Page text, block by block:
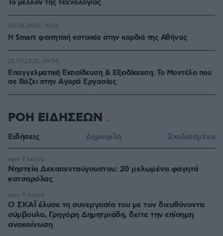
Το μέλλον της τεχνολογίας
Η Smart φοιτητική κατοικία στην καρδιά της Αθήνας
03.08.2026, 10:56
Επαγγελματική Εκπαίδευση & Εξειδίκευση: Το Mοντέλο που
σε Bάζει στην Aγορά Eργασίας
26.07.2026, 09:54
ΡΟΗ ΕΙΔΗΣΕΩΝ
Ειδήσεις Δημοφιλή Σχολιασμένα
Νηστεία Δεκαπενταύγουστου: 20 μελωμένα φαγητά
κατσαρόλας
πριν 7 λεπτά
Ο ΣΚΑΪ έλυσε τη συνεργασία του με τον διευθύνοντα
σύμβουλο, Γρηγόρη Δημητριάδη, δείτε την επίσημη
ανακοίνωση
πριν 9 λεπτά